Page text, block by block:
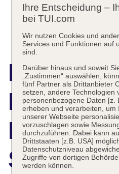
Four
Resort
Sheikh
Ihre Entscheidung –
bei TUI.com
Wir nutzen Cookies und
Services und Funktionen auf
sind.
Darüber hinaus und soweit
„Zustimmen“ auswählen,
fünf Partner als Drittanbieter
setzen, andere Technologien
personenbezogene Daten [z.
erheben und verarbeiten, um
unserer Webseite
vorzuschlagen sowie
durchzuführen. Dabei kann
Drittstaaten [z.B. USA]
Datenschutzniveau
Zugriffe von dortigen
werden können.